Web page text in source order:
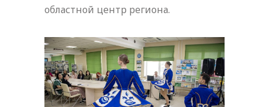
областной центр региона.